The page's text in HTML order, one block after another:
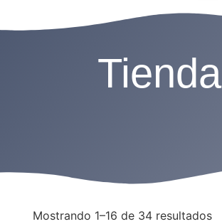
Tienda
Mostrando 1–16 de 34 resultados